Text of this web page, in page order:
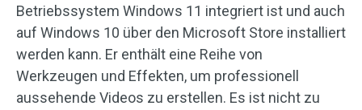
Betriebssystem Windows 11 integriert ist und auch
auf Windows 10 über den Microsoft Store installiert
werden kann. Er enthält eine Reihe von
Werkzeugen und Effekten, um professionell
aussehende Videos zu erstellen. Es ist nicht zu